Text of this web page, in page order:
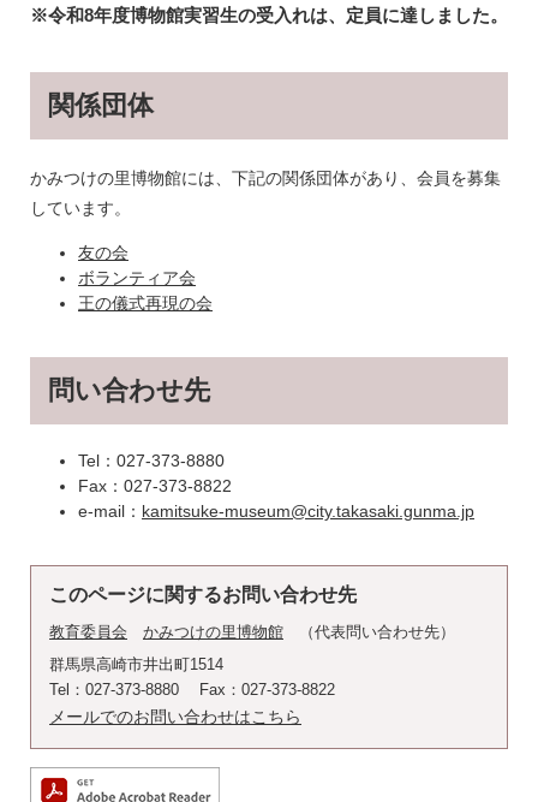
※令和8年度博物館実習生の受入れは、定員に達しました。
関係団体
かみつけの里博物館には、下記の関係団体があり、会員を募集
しています。
友の会
ボランティア会
王の儀式再現の会
問い合わせ先
Tel：027-373-8880
Fax：027-373-8822
e-mail：​ kamitsuke-museum@city.takasaki.gunma.jp
このページに関するお問い合わせ先
教育委員会 かみつけの里博物館
代表問い合わせ先
群馬県高崎市井出町1514
Tel：027-373-8880
Fax：027-373-8822
メールでのお問い合わせはこちら